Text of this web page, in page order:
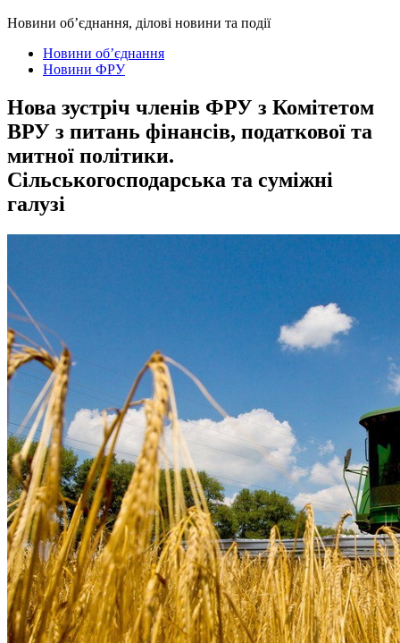
Новини об’єднання, ділові новини та події
Новини об’єднання
Новини ФРУ
Нова зустріч членів ФРУ з Комітетом
ВРУ з питань фінансів, податкової та
митної політики.
Сільськогосподарська та суміжні
галузі